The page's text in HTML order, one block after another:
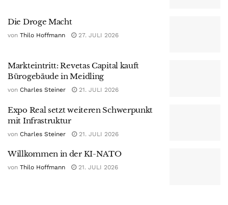
Die Droge Macht
von Thilo Hoffmann 27. JULI 2026
Markteintritt: Revetas Capital kauft
Bürogebäude in Meidling
von Charles Steiner 21. JULI 2026
Expo Real setzt weiteren Schwerpunkt
mit Infrastruktur
von Charles Steiner 21. JULI 2026
Willkommen in der KI-NATO
von Thilo Hoffmann 21. JULI 2026